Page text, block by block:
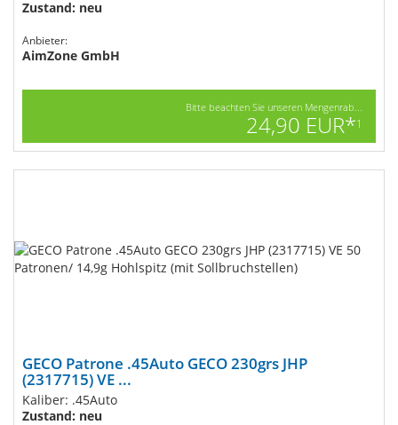
Zustand: neu
Anbieter:
AimZone GmbH
Bitte beachten Sie unseren Mengenrab...
24,90 EUR*1
GECO Patrone .45Auto GECO 230grs JHP
(2317715) VE ...
Kaliber: .45Auto
Zustand: neu